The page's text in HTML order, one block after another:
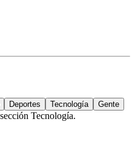
Deportes Tecnología Gente
Tecnología.